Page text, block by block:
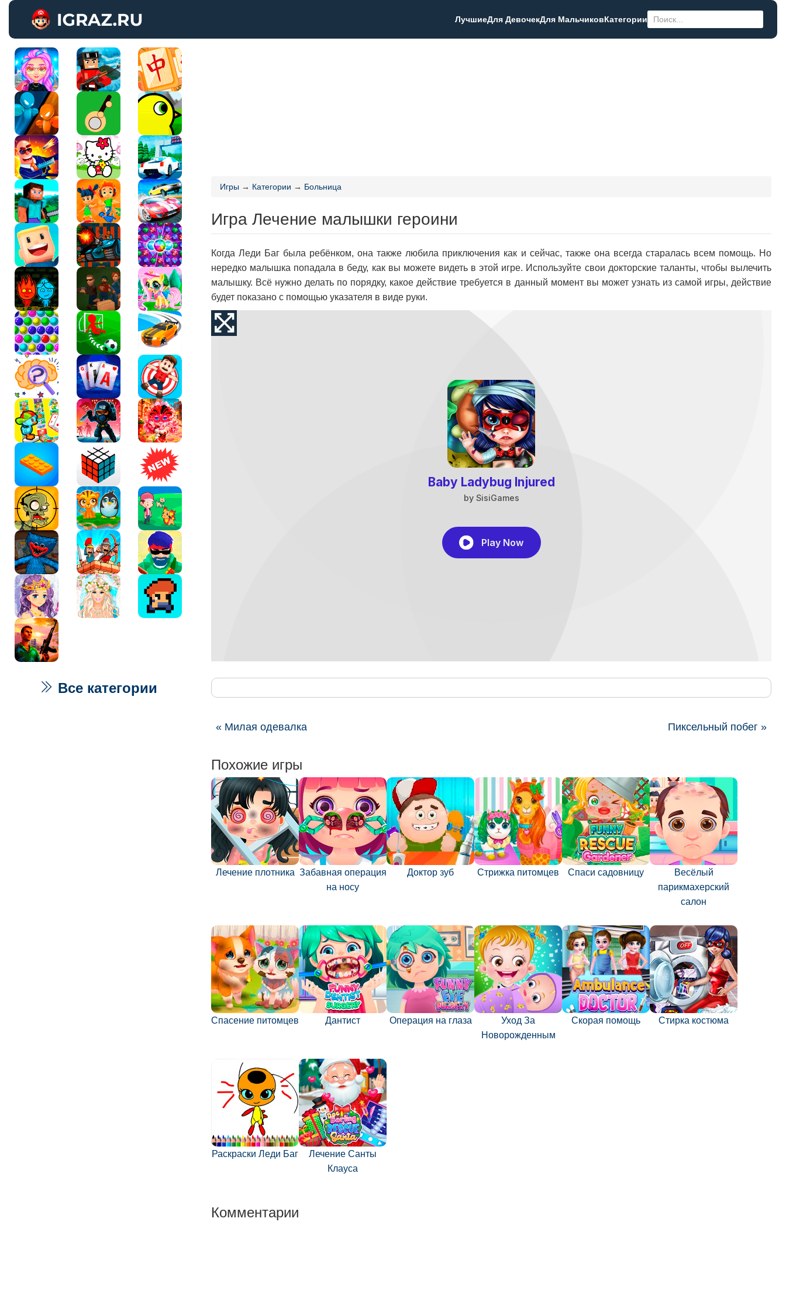
ЛучшиеДля ДевочекДля МальчиковКатегории
Игры → Категории → Больница
Игра Лечение малышки героини
Когда Леди Баг была ребёнком, она также любила приключения как и сейчас, также она всегда старалась всем помощь. Но
нередко малышка попадала в беду, как вы можете видеть в этой игре. Используйте свои докторские таланты, чтобы вылечить
малышку. Всё нужно делать по порядку, какое действие требуется в данный момент вы может узнать из самой игры, действие
будет показано с помощью указателя в виде руки.
« Милая одевалка Пиксельный побег »
Похожие игры
Лечение плотника Забавная операция
на носу
Доктор зуб Стрижка питомцев Спаси садовницу
Весёлый
парикмахерский
салон
Спасение питомцев Дантист Операция на глаза
Уход За
Новорожденным
Скорая помощь Стирка костюма
Раскраски Леди Баг
Лечение Санты
Клауса
Комментарии
Все категории